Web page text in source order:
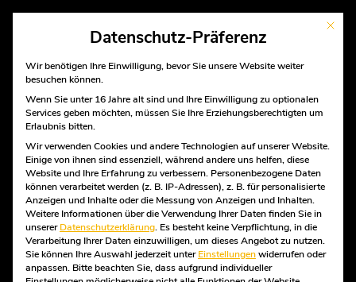
START
UNTERNEHMEN
Übersicht
Mission und Geschichte
Das Bäckerhandwerk
Die Kumpels über Tage
Partner
PRODUKTE
Brot und Brötchen
Kuchen und Torten
Feingebäck und Teilchen
BROT UND
BRÖTCHEN
Mit
Datenschutz-Präferenz
Wir benötigen Ihre Einwilligung, bevor Sie unsere Website weiter
besuchen können.
Wenn Sie unter 16 Jahre alt sind und Ihre Einwilligung zu optionalen
Services geben möchten, müssen Sie Ihre Erziehungsberechtigten um
Erlaubnis bitten.
Wir verwenden Cookies und andere Technologien auf unserer Website.
Einige von ihnen sind essenziell, während andere uns helfen, diese
Website und Ihre Erfahrung zu verbessern. Personenbezogene Daten
können verarbeitet werden (z. B. IP-Adressen), z. B. für personalisierte
Anzeigen und Inhalte oder die Messung von Anzeigen und Inhalten.
Weitere Informationen über die Verwendung Ihrer Daten finden Sie in
unsererDatenschutzerklärung. Es besteht keine Verpflichtung, in die
Verarbeitung Ihrer Daten einzuwilligen, um dieses Angebot zu nutzen.
Sie können Ihre Auswahl jederzeit unterEinstellungenwiderrufen oder
anpassen. Bitte beachten Sie, dass aufgrund individueller